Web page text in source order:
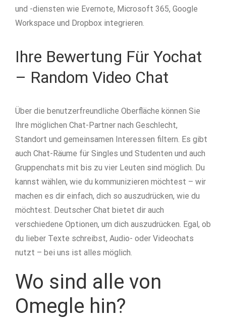
und -diensten wie Evernote, Microsoft 365, Google
Workspace und Dropbox integrieren.
Ihre Bewertung Für Yochat
– Random Video Chat
Über die benutzerfreundliche Oberfläche können Sie
Ihre möglichen Chat-Partner nach Geschlecht,
Standort und gemeinsamen Interessen filtern. Es gibt
auch Chat-Räume für Singles und Studenten und auch
Gruppenchats mit bis zu vier Leuten sind möglich. Du
kannst wählen, wie du kommunizieren möchtest – wir
machen es dir einfach, dich so auszudrücken, wie du
möchtest. Deutscher Chat bietet dir auch
verschiedene Optionen, um dich auszudrücken. Egal, ob
du lieber Texte schreibst, Audio- oder Videochats
nutzt – bei uns ist alles möglich.
Wo sind alle von
Omegle hin?